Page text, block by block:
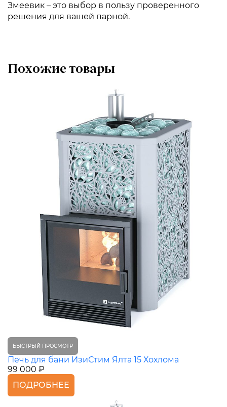
Змеевик – это выбор в пользу проверенного
решения для вашей парной.
Похожие товары
БЫСТРЫЙ ПРОСМОТР
Печь для бани ИзиСтим Ялта 15 Хохлома
99 000 ₽
ПОДРОБНЕЕ